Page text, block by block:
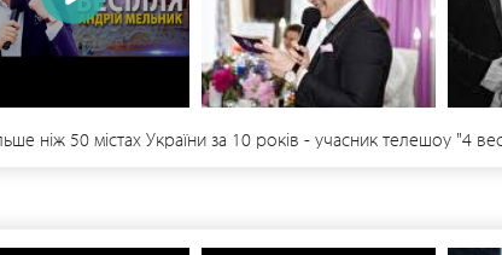
ніж 50 містах України за 10 років - учасник телешоу "4